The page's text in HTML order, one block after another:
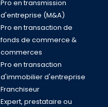
Pro en transmission
d'entreprise (M&A)
Pro en transaction de
fonds de commerce &
commerces
Pro en transaction
d'immobilier d'entreprise
Franchiseur
Expert, prestataire ou